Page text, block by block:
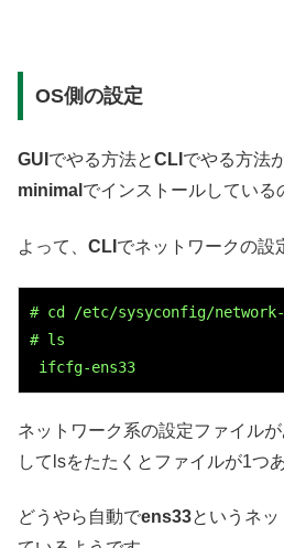
OS側の設定
GUI でやる方法とCLI でやる方法
minimal でインストールしている
よって、 CLI でネットワークの設
# cd /etc/sysyconfig/
# ls
ifcfg-ens33
ネットワーク系の設定ファイル
してlsをたたくとファイルが1つ
どうやら自動でens33というネ